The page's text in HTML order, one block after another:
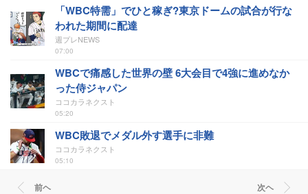
「WBC特需」でひと稼ぎ?東京ドームの試合が行な
われた期間に配達
週プレNEWS
07:00
WBCで痛感した世界の壁 6大会目で4強に進めなか
った侍ジャパン
ココカラネクスト
05:20
WBC敗退でメダル外す選手に非難
ココカラネクスト
05:10
前ヘ 次ヘ